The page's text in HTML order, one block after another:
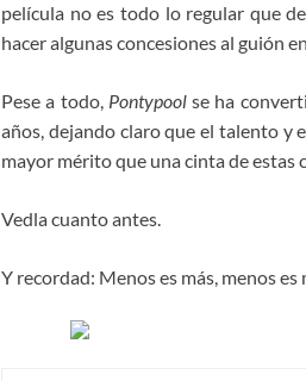
película no es todo lo regular que
hacer algunas concesiones al guión
Pese a todo, Pontypoolse ha
años, dejando claro que el talento y
mayor mérito que una cinta de estas
Vedla cuanto antes.
Y recordad: Menos es más, menos